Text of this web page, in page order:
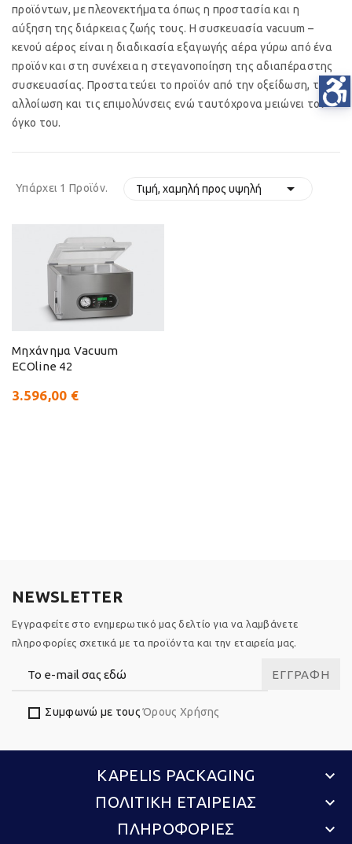
προϊόντων, με πλεονεκτήματα όπως η προστασία και η
αύξηση της διάρκειας ζωής τους. Η συσκευασία vacuum –
κενού αέρος είναι η διαδικασία εξαγωγής αέρα γύρω από ένα
προϊόν και στη συνέχεια η στεγανοποίηση της αδιαπέραστης
συσκευασίας. Προστατεύει το προϊόν από την οξείδωση, την
αλλοίωση και τις επιμολύνσεις ενώ ταυτόχρονα μειώνει τον
όγκο του.
Υπάρχει 1 Προϊόν. Τιμή, χαμηλή προς υψηλή 
Μηχάνημα Vacuum
ECOline 42
3.596,00 €
NEWSLETTER
Εγγραφείτε στο ενημερωτικό μας δελτίο για να λαμβάνετε
πληροφορίες σχετικά με τα προϊόντα και την εταιρεία μας.
ΕΓΓΡΑΦΉ
Συμφωνώ με τουςΌρους Χρήσης
KAPELIS PACKAGING keyboard_arrow_down
ΠΟΛΙΤΙΚΗ ΕΤΑΙΡΕΙΑΣ keyboard_arrow_down
ΠΛΗΡΟΦΟΡΙΕΣ keyboard_arrow_down